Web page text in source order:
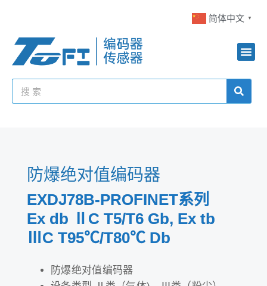
简体中文 ▼
防爆绝对值编码器
EXDJ78B-PROFINET系列
Ex db ⅡC T5/T6 Gb, Ex tb
ⅢC T95℃/T80℃ Db
防爆绝对值编码器